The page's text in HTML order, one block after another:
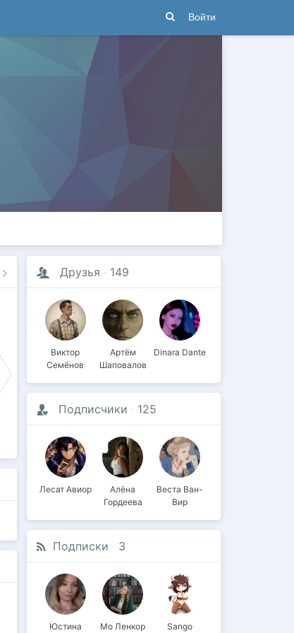
Войти
Рождества
Друзья · 149
Виктор
Семёнов
Артём
Шаповалов
Dinara Dante
Подписчики · 125
Лесат Авиор
Алёна
Гордеева
Веста Ван-
Вир
Подписки · 3
Юстина
Мо Ленкор Sango